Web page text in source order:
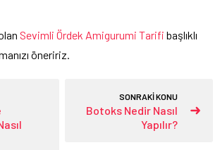
Sevimli Ördek Amigurumi Tarifi başlıklı
öneririz.
SONRAKİ KONU
Botoks Nedir Nasıl
Yapılır?